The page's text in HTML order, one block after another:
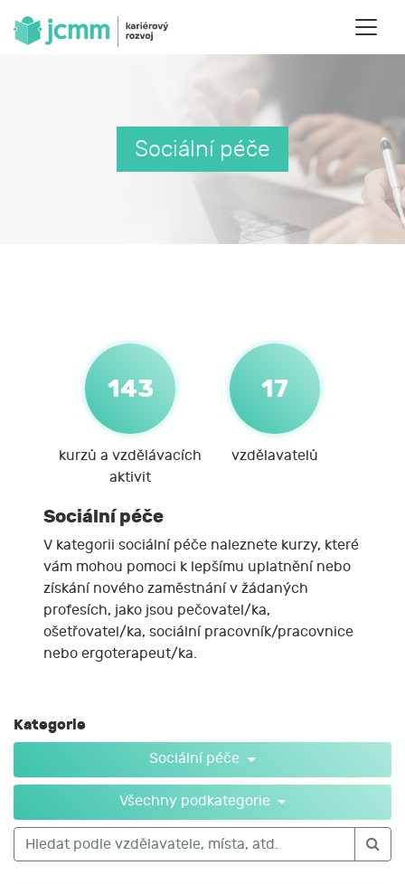
Sociální péče
143
kurzů a vzdělávacích
aktivit
17
vzdělavatelů
Sociální péče
V kategorii sociální péče naleznete kurzy, které
vám mohou pomoci k lepšímu uplatnění nebo
získání nového zaměstnání v žádaných
profesích, jako jsou pečovatel/ka,
ošetřovatel/ka, sociální pracovník/pracovnice
nebo ergoterapeut/ka.
Kategorie
Sociální péče
Všechny podkategorie